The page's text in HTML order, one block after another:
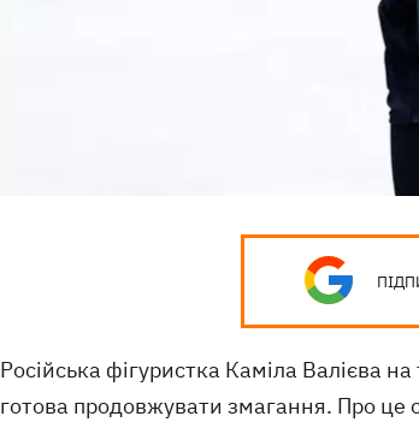
Російська фігуристка Каміла Валієва
готова продовжувати змагання. Про це